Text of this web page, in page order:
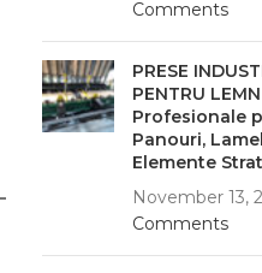
Comments
PRESE
PENTRU
Profesionale
Panouri,
Elemente
November 13,
Comments